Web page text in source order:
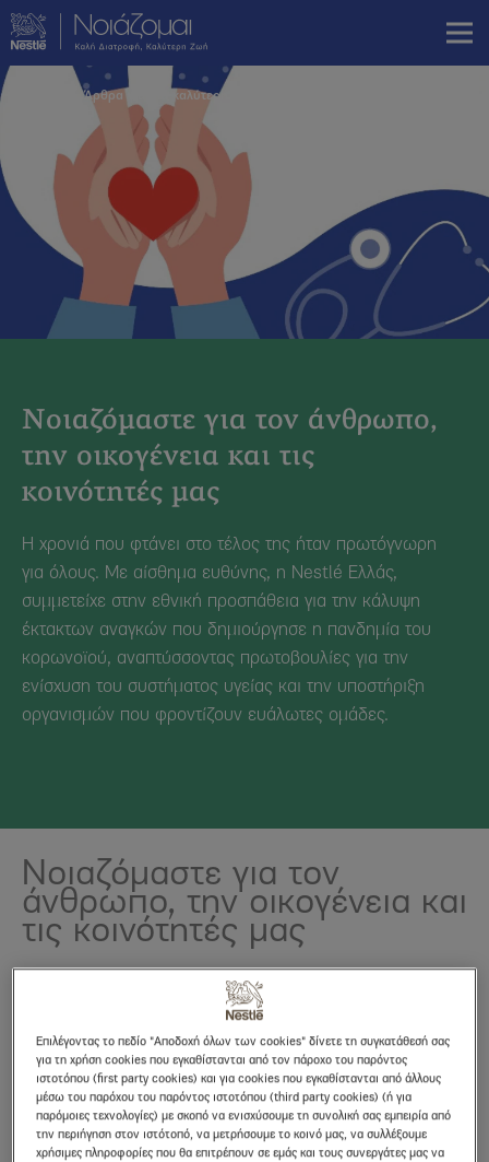
Skip
to
main
contentBreadcrumb
Άρθρα για μια καλύτερη ζωή
Νοιαζόμαστε για τον άνθρωπο,
την οικογένεια και τις
κοινότητές μας
Η χρονιά που φτάνει στο τέλος της ήταν πρωτόγνωρη
για όλους. Με αίσθημα ευθύνης, η Nestlé Ελλάς,
συμμετείχε στην εθνική προσπάθεια για την κάλυψη
έκτακτων αναγκών που δημιούργησε η πανδημία του
κορωνοϊού, αναπτύσσοντας πρωτοβουλίες για την
ενίσχυση του συστήματος υγείας και την υποστήριξη
οργανισμών που φροντίζουν ευάλωτες ομάδες.
Νοιαζόμαστε για τον
άνθρωπο, την οικογένεια και
τις κοινότητές μας
Ενισχύουμε τα νοσοκομεία της χώρας
ΓΝΠΑ «Η Αγία Σοφία»
Η Nestlé Ελλάςπροχώρησε στη δωρεά 6 Μονάδων
Εντατικής Θεραπείας στο μοναδικό δημόσιο
Επιλέγοντας το πεδίο "Αποδοχή όλων των cookies" δίνετε τη συγκατάθεσή σας
για τη χρήση cookies που εγκαθίστανται από τον πάροχο του παρόντος
ιστοτόπου (first party cookies) και για cookies που εγκαθίστανται από άλλους
μέσω του παρόχου του παρόντος ιστοτόπου (third party cookies) (ή για
παρόμοιες τεχνολογίες) με σκοπό να ενισχύσουμε τη συνολική σας εμπειρία από
την περιήγηση στον ιστότοπό, να μετρήσουμε το κοινό μας, να συλλέξουμε
χρήσιμες πληροφορίες που θα επιτρέπουν σε εμάς και τους συνεργάτες μας να